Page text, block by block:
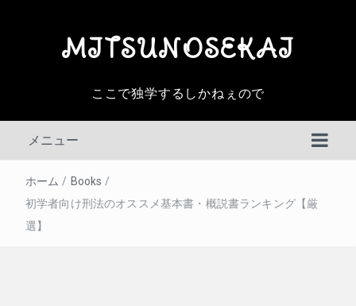
MITSUNOSEKAI
ここで独学するしかねぇので
メニュー
ホーム / Books /
初学者向け刑法のオススメ基本書・概説書ランキング【厳
選】